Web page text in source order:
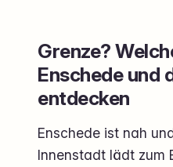
Grenze?
Enschede und
entdecken
Enschede ist nah
Innenstadt lädt zum